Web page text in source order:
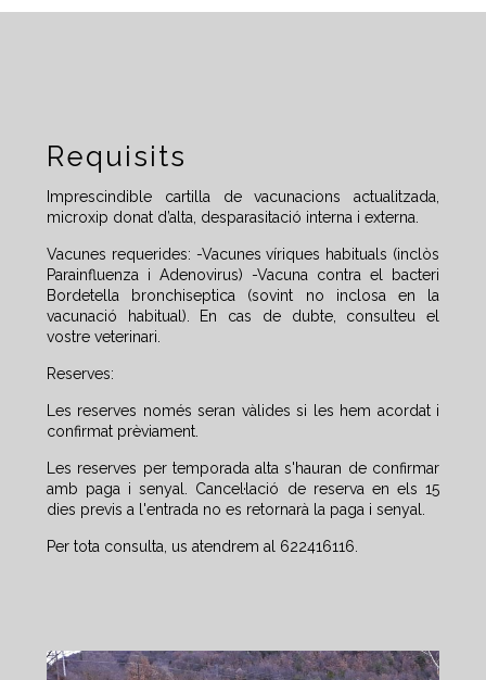
Requisits
Imprescindible cartilla de vacunacions actualitzada,
microxip donat d’alta, desparasitació interna i externa.
Vacunes requerides: -Vacunes víriques habituals (inclòs
Parainfluenza i Adenovirus) -Vacuna contra el bacteri
Bordetella bronchiseptica (sovint no inclosa en la
vacunació habitual). En cas de dubte, consulteu el
vostre veterinari.
Reserves:
Les reserves només seran vàlides si les hem acordat i
confirmat prèviament.
Les reserves per temporada alta s'hauran de confirmar
amb paga i senyal. Cancel·lació de reserva en els 15
dies previs a l'entrada no es retornarà la paga i senyal.
Per tota consulta, us atendrem al 622416116.